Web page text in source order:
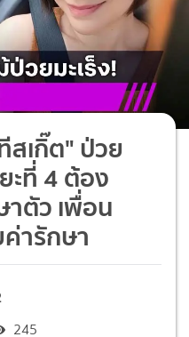
สเกิ๊ต" ป่วย
ะที่ 4 ต้อง
าตัว เพื่อน
ารักษา
245